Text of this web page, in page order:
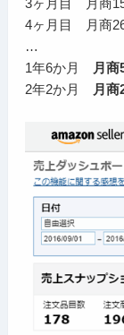
4ヶ月目 月商
…
1年6か月
月商
2年2か月
月商